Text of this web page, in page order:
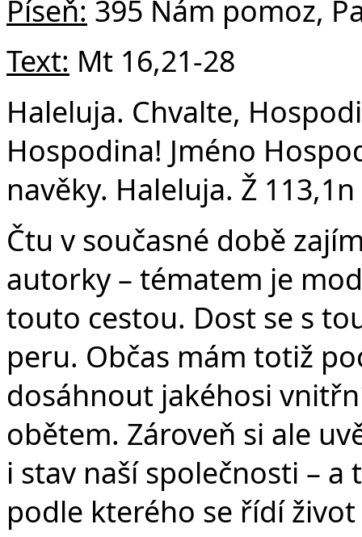
Píseň: 395 Nám pomoz,
Text: Mt 16,21-28
Haleluja. Chvalte,
Hospodina! Jméno
navěky. Haleluja. Ž 113,1n
Čtu v současné době
autorky – tématem je
touto cestou. Dost se s
peru. Občas mám totiž
dosáhnout jakéhosi
obětem. Zároveň si ale
i stav naší společnosti –
podle kterého se řídí